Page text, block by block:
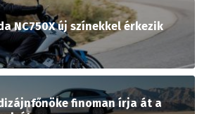
NC750X új színekkel érkezik
finoman írja át a